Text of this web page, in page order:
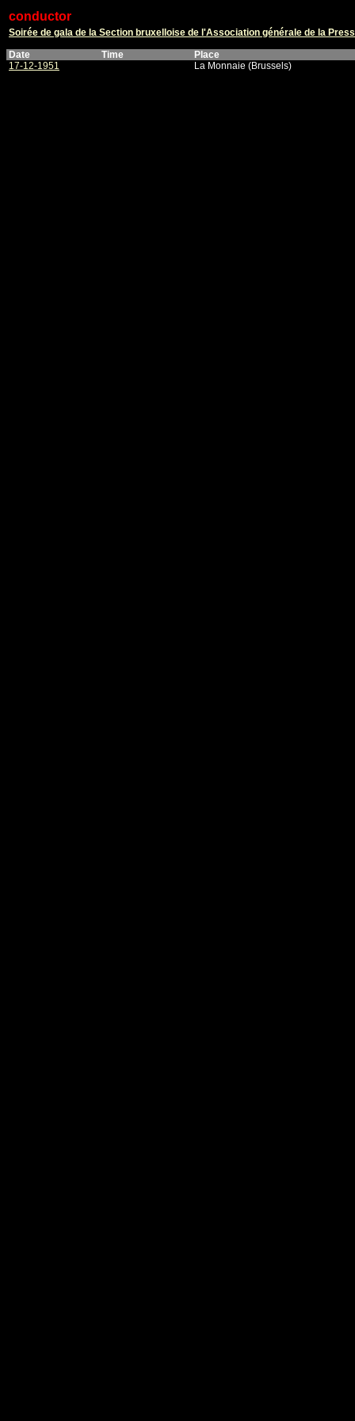
conductor
Soirée de gala de la Section bruxelloise de l'Association générale de la
Date
Time
Place
17-12-1951
La Monnaie (Brussels)